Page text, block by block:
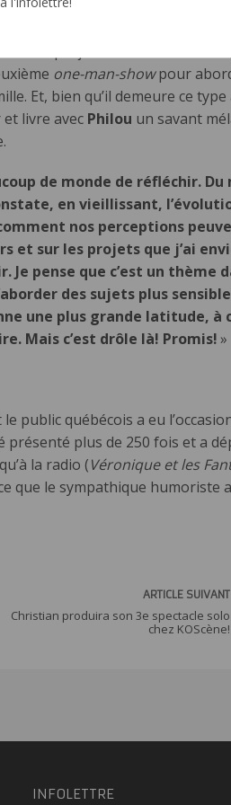
sont en vente dès
et de projections vers son
one-man-showpour
Et, bien qu’il demeure ce
livre avec Philou un savant
de monde de réfléchir. Du
en vieillissant,
nos perceptions
et sur les projets que j’ai
pense que c’est un thème
des sujets plus
une plus grande latitude,
Mais c’est drôle là! Promis!»
public québécois a eu
présenté plus de 250 fois et a
la radio (Véronique et les
que le sympathique humoriste
ARTICLE SUIVANT
Christian produira son 3e spectacle solo
chez KOScène!
INFOLETTRE